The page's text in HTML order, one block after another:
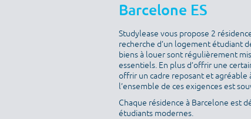
Barcelone ES
Studylease vous propose 2
recherche d’un logement étudiant
biens à louer sont régulièrement
essentiels. En plus d’offrir une
offrir un cadre reposant et agréable
l’ensemble de ces exigences est
Chaque résidence à Barcelone est
étudiants modernes.